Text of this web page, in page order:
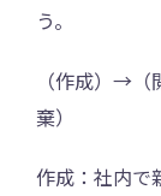
う。
（作成）→
棄）
作成：社内で